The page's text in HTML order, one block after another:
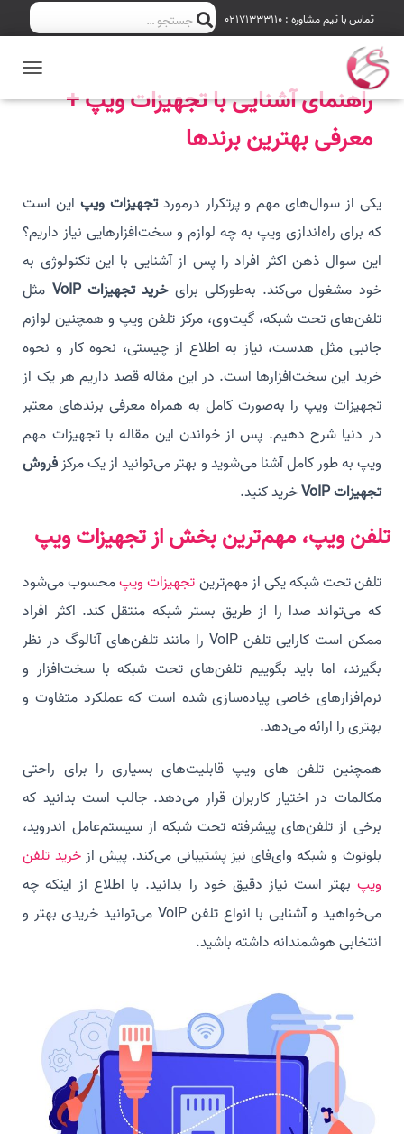
تماس با تیم مشاوره : 02171333110
ب
ر
جستجو …
O
A
I
A
T
O
راهنمای آشنایی با تجهیزات ویپ +
معرفی بهترین برندها
یکی از سوال‌های مهم و پرتکرار درموردتجهیزات ویپاین است
که برای راه‌اندازی ویپ به چه لوازم و سخت‌افزارهایی نیاز داریم؟
این سوال ذهن اکثر افراد را پس از آشنایی با این تکنولوژی به
خود مشغول می‌کند. به‌طورکلی برایخرید تجهیزات VoIP
مثل
تلفن‌های تحت شبکه، گیت‌وی، مرکز تلفن ویپ و همچنین لوازم
جانبی مثل هدست، نیاز به اطلاع از چیستی، نحوه کار و نحوه
خرید این سخت‌افزارها است. در این مقاله قصد داریم هر یک از
تجهیزات ویپ را به‌صورت کامل به همراه معرفی برندهای معتبر
در دنیا شرح دهیم. پس از خواندن این مقاله با تجهیزات مهم
ویپ به طور کامل آشنا می‌شوید و بهتر می‌توانید از یک مرکز فروش
تجهیزات VoIP
خرید کنید.
تلفن ویپ، مهم‌ترین بخش از تجهیزات ویپ
تلفن تحت شبکه یکی از مهم‌ترین تجهیزات ویپ محسوب می‌شود
که می‌تواند صدا را از طریق بستر شبکه منتقل کند. اکثر افراد
ممکن است کارایی تلفن VoIP را مانند تلفن‌های آنالوگ در نظر
بگیرند، اما باید بگوییم تلفن‌های تحت شبکه با سخت‌افزار و
نرم‌افزارهای خاصی پیاده‌سازی شده است که عملکرد متفاوت و
بهتری را ارائه می‌دهد.
همچنین تلفن های ویپ قابلیت‌های بسیاری را برای راحتی
مکالمات در اختیار کاربران قرار می‌دهد. جالب است بدانید که
برخی از تلفن‌های پیشرفته تحت شبکه از سیستم‌عامل اندروید،
بلوتوث و شبکه وای‌فای نیز پشتیبانی می‌کند. پیش ازخرید تلفن
ویپ بهتر است نیاز دقیق خود را بدانید. با اطلاع از اینکه چه
می‌خواهید و آشنایی با انواع تلفن VoIP می‌توانید خریدی بهتر و
انتخابی هوشمندانه داشته باشید.